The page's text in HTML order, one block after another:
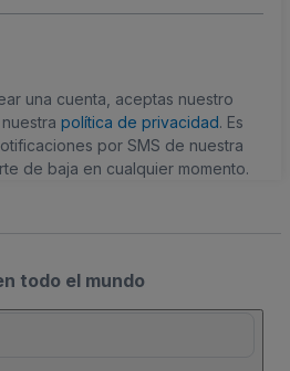
una cuenta, aceptas nuestro
política de privacidad. Es
por SMS de nuestra
de baja en cualquier momento.
todo el mundo